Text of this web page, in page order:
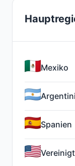
Mexiko
Spanien